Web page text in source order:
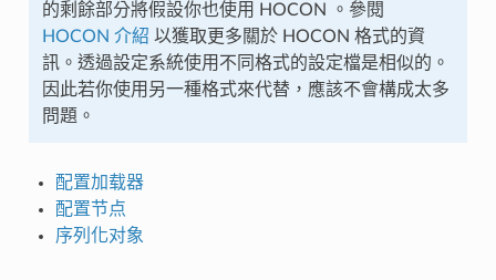
的剩餘部分將假設你也使用 HOCON 。參閱
HOCON 介紹 以獲取更多關於 HOCON 格式的資
訊。透過設定系統使用不同格式的設定檔是相似的。
因此若你使用另一種格式來代替，應該不會構成太多
問題。
配置加载器
配置节点
序列化对象